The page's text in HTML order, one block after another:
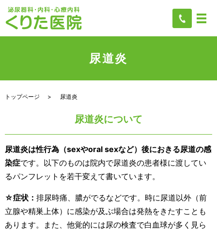
尿道炎
トップページ 尿道炎
尿道炎について
尿道炎は性行為（sexやoral sexなど）後におきる尿道の感
染症です。以下のものは院内で尿道炎の患者様に渡してい
るパンフレットを若干変えて書いています。
☆症状： 排尿時痛、膿がでるなどです。時に尿道以外（前
立腺や精巣上体）に感染が及ぶ場合は発熱をきたすことも
あります。また、他覚的には尿の検査で白血球が多く見ら